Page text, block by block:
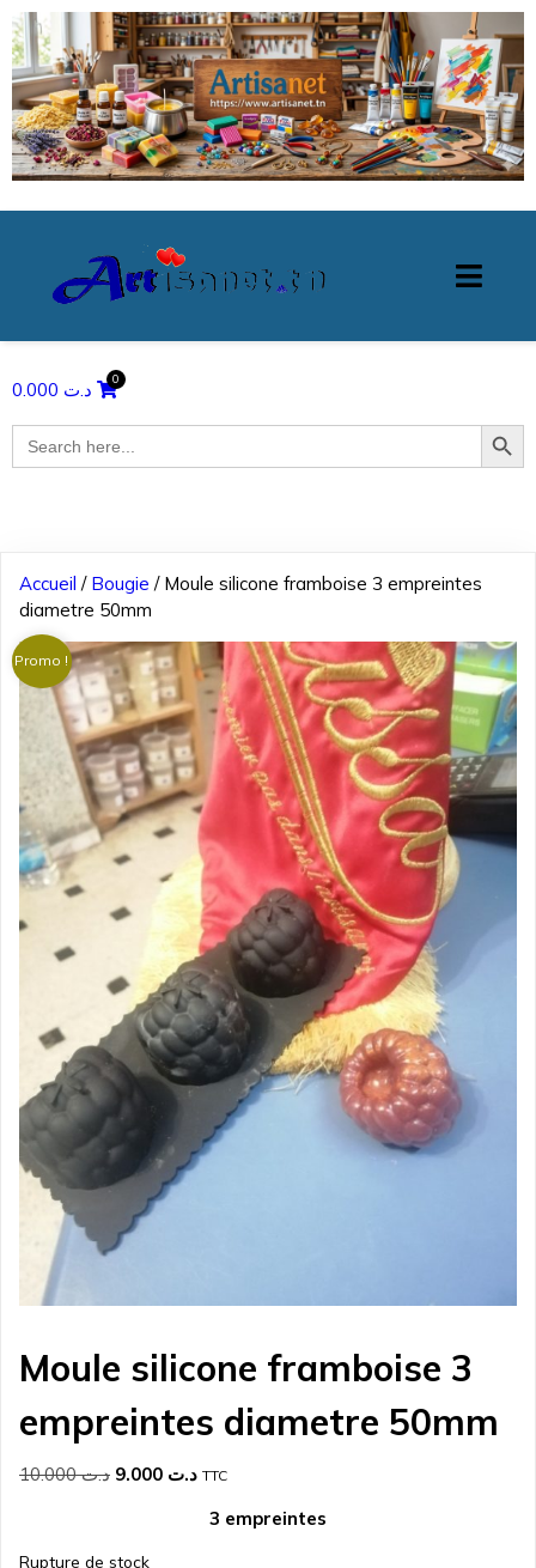
د.ت
Search
for:
Search Button
Accueil / Bougie / Moule silicone framboise 3 empreintes
diametre 50mm
Promo !
Moule silicone framboise 3
empreintes diametre 50mm
د.ت10.000
Le
était :
د.تLe
actuel
TTC
3 empreintes
Rupture de stock